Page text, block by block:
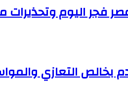
فجر اليوم وتحذيرات
بخالص التعازي